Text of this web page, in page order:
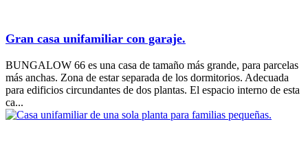
Gran casa unifamiliar con garaje.
BUNGALOW 66 es una casa de tamaño más grande, para parcelas
más anchas. Zona de estar separada de los dormitorios. Adecuada
para edificios circundantes de dos plantas. El espacio interno de esta
ca...